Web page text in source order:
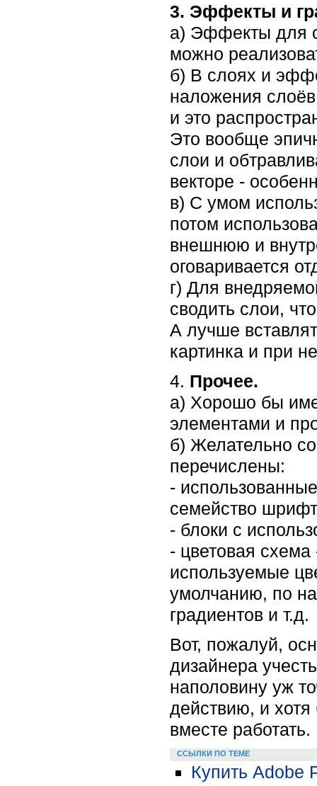
3. Эффекты и
а) Эффекты для
можно
б) В слоях и
наложения
и это
Это вообще
слои и
векторе -
в) С умом
потом
внешнюю и
оговаривается
г) Для
сводить слои,
А лучше
картинка и при
4. Прочее.
а) Хорошо бы
элементами и
б) Желательно
перечислены:
-
семейство
- блоки с
- цветовая
используемые
умолчанию, по
градиентов и т.д.
Вот, пожалуй,
дизайнера
наполовину уж
действию, и
вместе работать.
ССЫЛКИ ПО ТЕМЕ
Купить Adobe